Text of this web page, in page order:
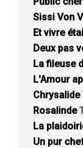
Sissi Von
Et vivre
Deux pas
La fileuse
L'Amour
Chrysalide
Rosalinde
La
Un pur